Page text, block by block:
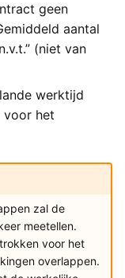
geen
aantal
(niet van
werktijd
voor het
zal de
meetellen.
voor het
overlappen.